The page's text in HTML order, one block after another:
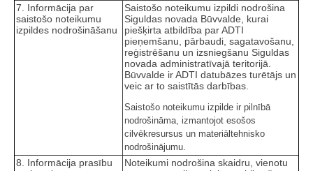
7. Informācija par
saistošo noteikumu
izpildes nodrošināšanu
Saistošo noteikumu izpildi nodrošina
Siguldas novada Būvvalde, kurai
piešķirta atbildība par ADTI
pieņemšanu, pārbaudi, sagatavošanu,
reģistrēšanu un izsniegšanu Siguldas
novada administratīvajā teritorijā.
Būvvalde ir ADTI datubāzes turētājs un
veic ar to saistītās darbības.
Saistošo noteikumu izpilde ir pilnībā
nodrošināma, izmantojot esošos
cilvēkresursus un materiāltehnisko
nodrošinājumu.
8. Informācija prasību
Noteikumi nodrošina skaidru, vienotu